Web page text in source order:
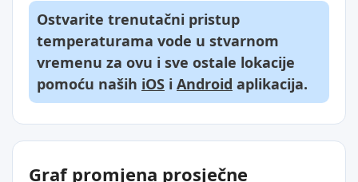
Ostvarite trenutačni pristup
temperaturama vode u stvarnom
vremenu za ovu i sve ostale lokacije
pomoću naših iOS i Android aplikacija.
Graf promjena prosječne